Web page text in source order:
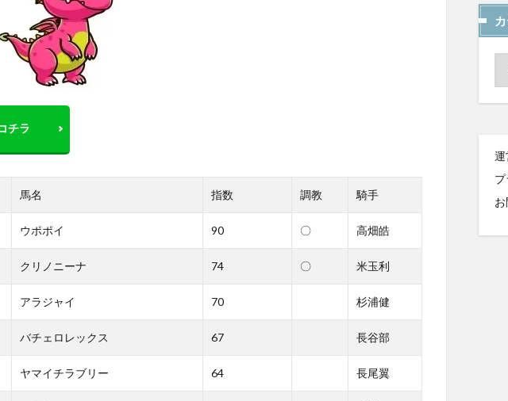
チラ
馬名 指数 調教 騎手
ウポポイ 90 〇 高畑皓
クリノニーナ 74 〇 米玉利
アラジャイ 70 杉浦健
バチェロレックス 67 長谷部
ヤマイチラブリー 64 長尾翼
運